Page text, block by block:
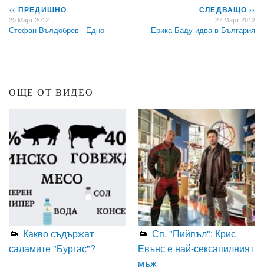
<< ПРЕДИШНО
25 Март 2012
Стефан Вълдобрев - Едно
СЛЕДВАЩО>>
27 Март 2012
Ерика Баду идва в България
ОЩЕ ОТ ВИДЕО
Какво съдържат
саламите "Бургас"?
Сп. "Пийпъл": Крис
Евънс е най-сексапилният
мъж